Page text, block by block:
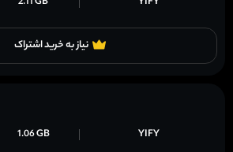
نیاز به خرید اشتراک
YIFY
1.06 GB